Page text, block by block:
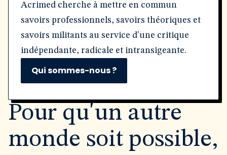
Acrimed cherche à mettre en commun
savoirs professionnels, savoirs théoriques et
savoirs militants au service d'une critique
indépendante, radicale et intransigeante.
Qui sommes-nous ?
Pour qu'un autre
monde soit possible,